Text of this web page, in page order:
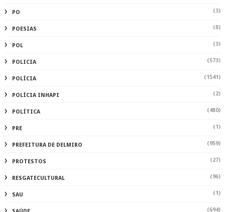
PO (3)
POESIAS (8)
POL (3)
POLICIA (573)
POLÍCIA (1541)
POLÍCIA INHAPI (2)
POLÍTICA (480)
PRE (1)
PREFEITURA DE DELMIRO (959)
PROTESTOS (27)
RESGATECULTURAL (96)
SAU (1)
(694)